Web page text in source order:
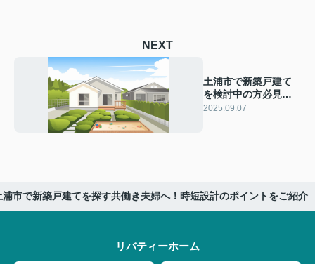
NEXT
土浦市で新築戸建て
を検討中の方必見！
子ども部屋の作り方
2025.09.07
浦市で新築戸建てを探す共働き夫婦へ！時短設計のポイントをご紹介
リバティーホーム